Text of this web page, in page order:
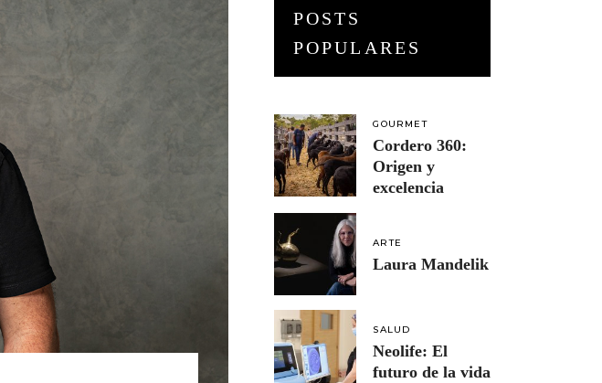
POSTS
POPULARES
GOURMET
Cordero 360:
Origen y
excelencia
ARTE
Laura Mandelik
SALUD
Neolife: El
futuro de la vida